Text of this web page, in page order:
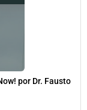
por Dr. Fausto